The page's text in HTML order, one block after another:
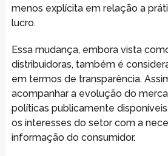
menos explícita em relação a
lucro.
Essa mudança, embora vista
distribuidoras, também é
em termos de transparência.
acompanhar a evolução do
políticas publicamente
os interesses do setor com a
informação do consumidor.